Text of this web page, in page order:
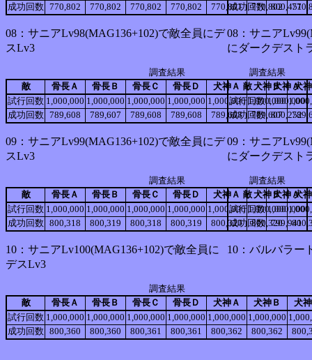
成功回数 770,802 770,802 770,802 770,802 770,801 770,802
08：サニアLv98(MAG136+102)で敵全員にデ
スLv3
調査結果
敵
骨長Ａ 骨長Ｂ 骨長Ｃ 骨長Ｄ 犬神Ａ 犬神Ｂ
犬
試行回数 1,000,000 1,000,000 1,000,000 1,000,000 1,000,000 1,000,000
成功回数 789,608 789,607 789,608 789,608 789,608 789,607
09：サニアLv99(MAG136+102)で敵全員にデ
スLv3
調査結果
敵
骨長Ａ 骨長Ｂ 骨長Ｃ 骨長Ｄ 犬神Ａ 犬神Ｂ
犬
試行回数 1,000,000 1,000,000 1,000,000 1,000,000 1,000,000 1,000,000
成功回数 800,318 800,319 800,318 800,319 800,320 800,320
10：サニアLv100(MAG136+102)で敵全員に
デスLv3
調査結果
敵
骨長Ａ 骨長Ｂ 骨長Ｃ 骨長Ｄ 犬神Ａ 犬神Ｂ
犬
試行回数 1,000,000 1,000,000 1,000,000 1,000,000 1,000,000 1,000,000
成功回数 800,360 800,360 800,361 800,361 800,362 800,362
成功回数 800,451
08：サニア
にダークデスト
調査結果
敵
犬神Ａ
試行回数 1,000,000
成功回数 800,252
09：サニア
にダークデスト
調査結果
敵
犬神Ａ
試行回数 1,000,000
成功回数 799,941
10：バルバラー